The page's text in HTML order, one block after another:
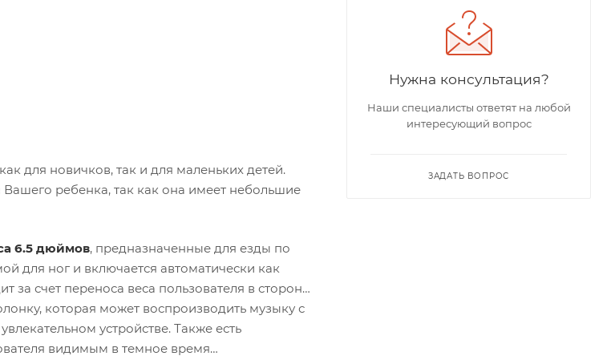
для новичков, так и для маленьких детей.
ребенка, так как она имеет небольшие
6.5 дюймов, предназначенные для езды по
для ног и включается автоматически как
за счет переноса веса пользователя в сторону
которая может воспроизводить музыку с
устройстве. Также есть
видимым в темное время
Нужна консультация?
Наши специалисты ответят на любой
интересующий вопрос
ЗАДАТЬ ВОПРОС